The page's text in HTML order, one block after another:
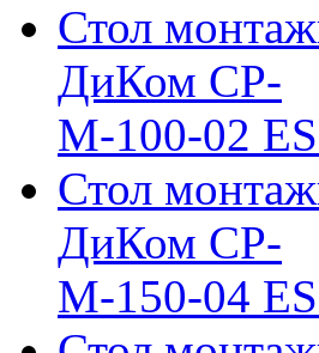
Стол
ДиКом СР-
М-100-02
Стол
ДиКом СР-
М-150-04